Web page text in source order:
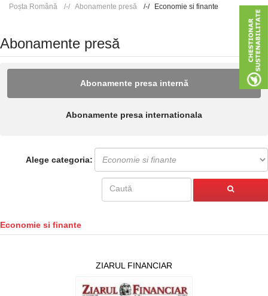
Poșta Română Abonamente presă Economie si finante
Abonamente presă
Abonamente presa internă
Abonamente presa internationala
Alege categoria:
Economie si finante
ZIARUL FINANCIAR